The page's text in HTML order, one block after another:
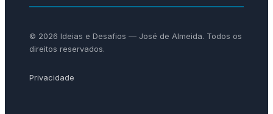
© 2026 Ideias e Desafios — José de Almeida. Todos os
direitos reservados.
Privacidade